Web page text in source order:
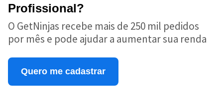
Profissional?
O GetNinjas recebe mais de 250 mil pedidos
por mês e pode ajudar a aumentar sua renda
Quero me cadastrar